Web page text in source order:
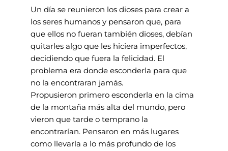
Un día se reunieron los dioses para crear a
los seres humanos y pensaron que, para
que ellos no fueran también dioses, debían
quitarles algo que les hiciera imperfectos,
decidiendo que fuera la felicidad. El
problema era donde esconderla para que
no la encontraran jamás.
Propusieron primero esconderla en la cima
de la montaña más alta del mundo, pero
vieron que tarde o temprano la
encontrarían. Pensaron en más lugares
como llevarla a lo más profundo de los